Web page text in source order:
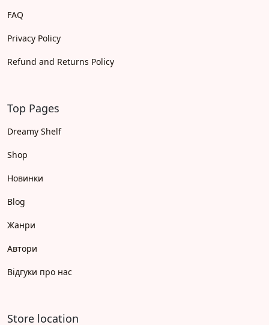
FAQ
Privacy Policy
Refund and Returns Policy
Top Pages
Dreamy Shelf
Shop
Новинки
Blog
Жанри
Автори
Відгуки про нас
Store location